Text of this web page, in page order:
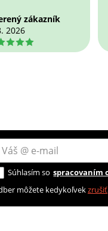
zákazník
2026
Súhlasím so spracovaním
môžete kedykoľvekzrušiť